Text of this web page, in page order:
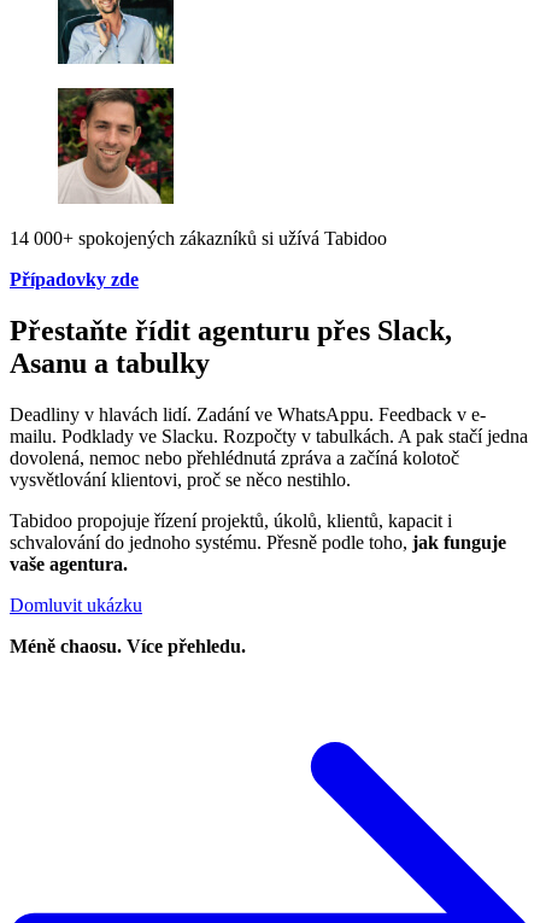
14 000+ spokojených zákazníků si užívá Tabidoo
Případovky zde
Přestaňte řídit agenturu přes Slack,
Asanu a tabulky
Deadliny v hlavách lidí. Zadání ve WhatsAppu. Feedback v e-
mailu. Podklady ve Slacku. Rozpočty v tabulkách. A pak stačí jedna
dovolená, nemoc nebo přehlédnutá zpráva a začíná kolotoč
vysvětlování klientovi, proč se něco nestihlo.
Tabidoo propojuje řízení projektů, úkolů, klientů, kapacit i
schvalování do jednoho systému. Přesně podle toho, jak funguje
vaše agentura.
Domluvit ukázku
Méně chaosu. Více přehledu.